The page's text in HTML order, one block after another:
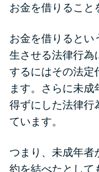
お金を借りること
お金を借りるとい
生させる法律行為
するにはその法定
ます。さらに未成
得ずにした法律行
ています。
つまり、未成年者
約を結べたとして